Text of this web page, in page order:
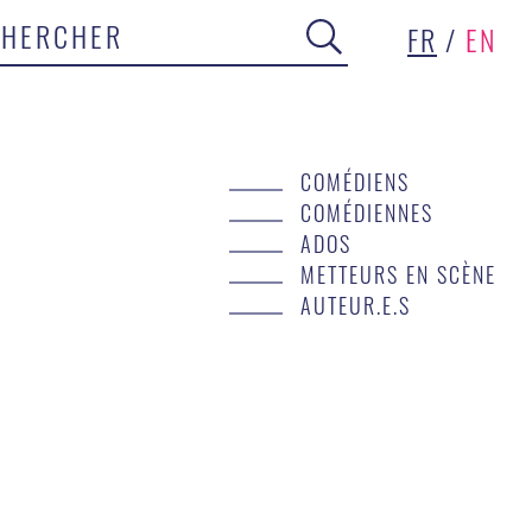
FR / EN
COMÉDIENS
COMÉDIENNES
ADOS
METTEURS EN SCÈNE
AUTEUR.E.S